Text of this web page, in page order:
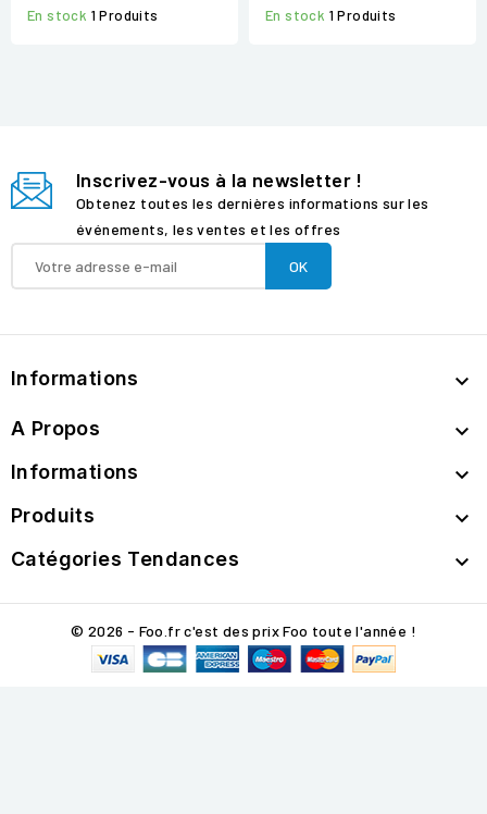
En stock 1 Produits En stock 1 Produits
Inscrivez-vous à la newsletter !
Obtenez toutes les dernières informations sur les
événements, les ventes et les offres
Informations 
A Propos 
Informations 
Produits 
Catégories Tendances 
© 2026 - Foo.fr c'est des prix Foo toute l'année !